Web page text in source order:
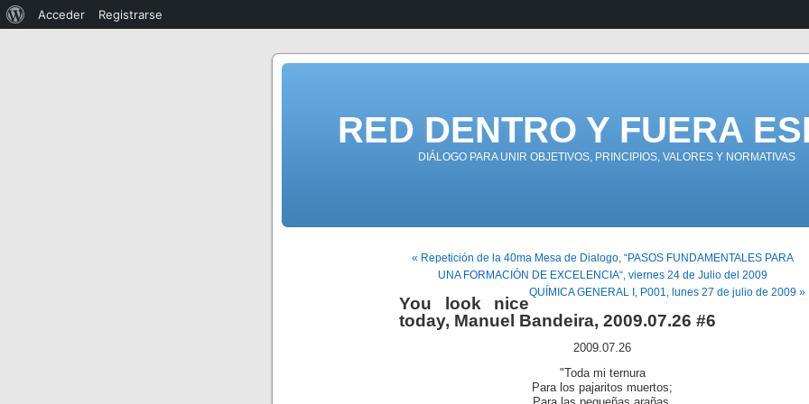
RED DENTRO Y FUERA
DIÁLOGO PARA UNIR OBJETIVOS, PRINCIPIOS, VALORES Y NORMATIVAS
« Repetición de la 40ma Mesa de Dialogo, “PASOS FUNDAMENTALES PARA
UNA FORMACIÓN DE EXCELENCIA“, viernes 24 de Julio del 2009
QUÍMICA GENERAL I, P001, lunes 27 de julio de 2009 »
You look nice
today, Manuel Bandeira, 2009.07.26 #6
2009.07.26
"Toda mi ternura
Para los pajaritos muertos;
Acceder Registrarse